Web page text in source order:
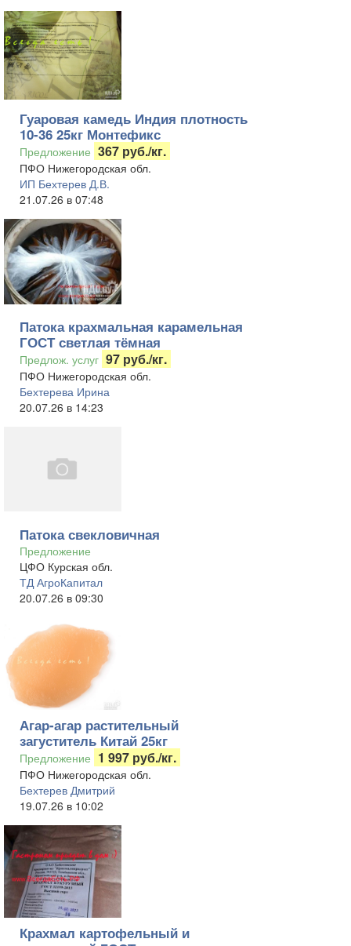
Гуаровая камедь Индия плотность
10-36 25кг Монтефикс
Предложение 367 руб./кг.
ПФО Нижегородская обл.
ИП Бехтерев Д.В.
21.07.26 в 07:48
Патока крахмальная карамельная
ГОСТ светлая тёмная
Предлож. услуг 97 руб./кг.
ПФО Нижегородская обл.
Бехтерева Ирина
20.07.26 в 14:23
Патока свекловичная
Предложение
ЦФО Курская обл.
ТД АгроКапитал
20.07.26 в 09:30
Агар-агар растительный
загуститель Китай 25кг
Предложение 1 997 руб./кг.
ПФО Нижегородская обл.
Бехтерев Дмитрий
19.07.26 в 10:02
Крахмал картофельный и